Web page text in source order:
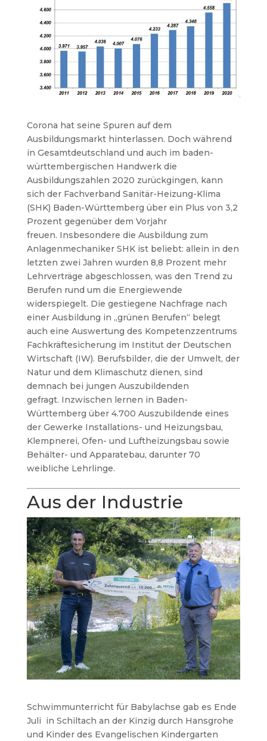
Corona hat seine Spuren auf dem
Ausbildungsmarkt hinterlassen. Doch während
in Gesamtdeutschland und auch im baden-
württembergischen Handwerk die
Ausbildungszahlen 2020 zurückgingen, kann
sich der Fachverband Sanitär-Heizung-Klima
(SHK) Baden-Württemberg über ein Plus von 3,2
Prozent gegenüber dem Vorjahr
freuen. Insbesondere die Ausbildung zum
Anlagenmechaniker SHK ist beliebt: allein in den
letzten zwei Jahren wurden 8,8 Prozent mehr
Lehrverträge abgeschlossen, was den Trend zu
Berufen rund um die Energiewende
widerspiegelt. Die gestiegene Nachfrage nach
einer Ausbildung in „grünen Berufen“ belegt
auch eine Auswertung des Kompetenzzentrums
Fachkräftesicherung im Institut der Deutschen
Wirtschaft (IW). Berufsbilder, die der Umwelt, der
Natur und dem Klimaschutz dienen, sind
demnach bei jungen Auszubildenden
gefragt. Inzwischen lernen in Baden-
Württemberg über 4.700 Auszubildende eines
der Gewerke Installations- und Heizungsbau,
Klempnerei, Ofen- und Luftheizungsbau sowie
Behälter- und Apparatebau, darunter 70
weibliche Lehrlinge.
Aus der Industrie
Schwimmunterricht für Babylachse gab es Ende
Juli in Schiltach an der Kinzig durch Hansgrohe
und Kinder des Evangelischen Kindergarten